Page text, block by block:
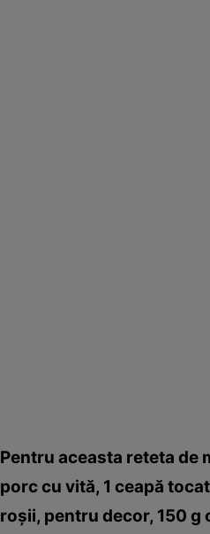
Pentru aceasta reteta de
porc cu vită, 1 ceapă
roşii, pentru decor, 150 g